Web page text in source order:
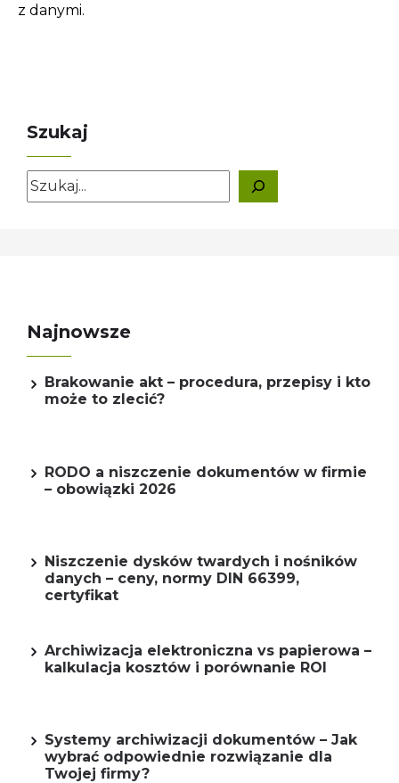
z danymi.
Szukaj
Szukaj
Najnowsze
Brakowanie akt – procedura, przepisy i kto
może to zlecić?
RODO a niszczenie dokumentów w firmie
– obowiązki 2026
Niszczenie dysków twardych i nośników
danych – ceny, normy DIN 66399,
certyfikat
Archiwizacja elektroniczna vs papierowa –
kalkulacja kosztów i porównanie ROI
Systemy archiwizacji dokumentów – Jak
wybrać odpowiednie rozwiązanie dla
Twojej firmy?